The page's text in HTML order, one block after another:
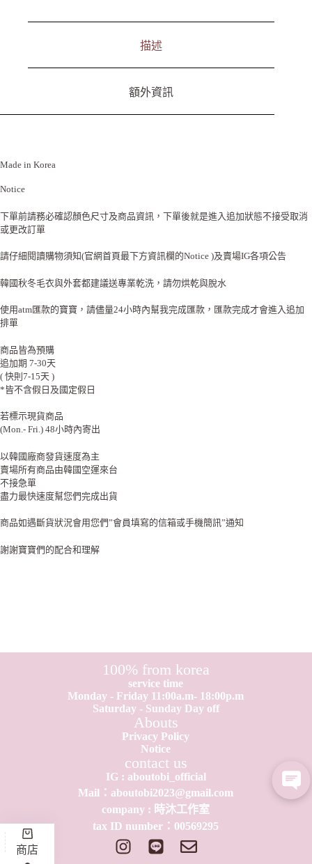
描述
額外資訊
Made in Korea
Notice
下單前請務必確認顏色尺寸及商品資訊，下單後就是進入追加狀態不接受取消
或更改訂單
請仔細閱讀購物須知(官網首頁最下方資訊欄的Notice )及賣場IG各項公告
韓國秋冬毛衣與外套都建議送專業乾洗，請勿烘乾與脫水
使用atm匯款的寶寶，請儘量24小時內幫我完成匯款，匯款完成才會進入追加
排單
商品皆為預購
追加期 7-30天
( 快則7-15天 )
*皆不含假日及國定假日
若標示現貨商品
(Mon.- Fri.) 48小時內寄出
以韓國廠商發貨速度為主
賣場所有商品由韓國空運來台
不接急單
盡力最快速度幫您們完成出貨
商品如遇斷貨狀況會用您們”會員填寫的信箱或手機簡訊”通知
謝謝寶寶們的配合和理解
100% from korea
service time
Monday - Friday 11:00a.m- 18:00p.m
Saturday - Sunday Day off
Abouts
Privacy Policy
Notice
contact us
IG : aboutobi_official
Mail：aboutobi2023@gmail.com
company : 時沐工作室
tax ID number：0​0​569295
商店